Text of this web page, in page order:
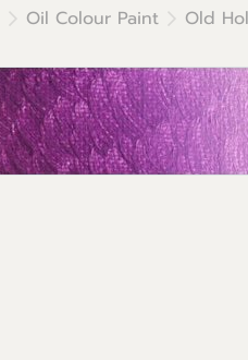
Oil Colour Paint Old